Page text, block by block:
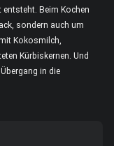
Beim Kochen
sondern auch um
Kokosmilch,
Kürbiskernen. Und
in die